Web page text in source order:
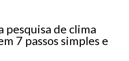
pesquisa de clima
7 passos simples e